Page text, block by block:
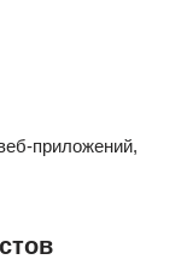
приложений,